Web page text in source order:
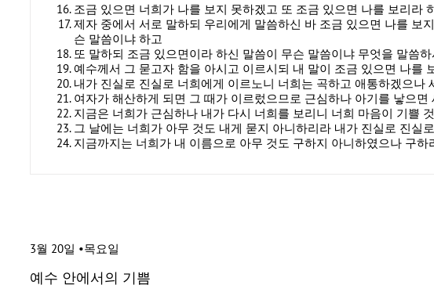
조금 있으면 너희가 나를 보지 못하겠고 또 조금 있으면 나를 보리라
제자 중에서 서로 말하되 우리에게 말씀하신 바 조금 있으면 나를 보
슨 말씀이냐 하고
또 말하되 조금 있으면이라 하신 말씀이 무슨 말씀이냐 무엇을 말씀
예수께서 그 묻고자 함을 아시고 이르시되 내 말이 조금 있으면 나를
내가 진실로 진실로 너희에게 이르노니 너희는 곡하고 애통하겠으
여자가 해산하게 되면 그 때가 이르렀으므로 근심하나 아기를 낳으
지금은 너희가 근심하나 내가 다시 너희를 보리니 너희 마음이 기쁠
그 날에는 너희가 아무 것도 내게 묻지 아니하리라 내가 진실로 진
지금까지는 너희가 내 이름으로 아무 것도 구하지 아니하였으나 구
3월 20일 •목요일
예수 안에서의 기쁨